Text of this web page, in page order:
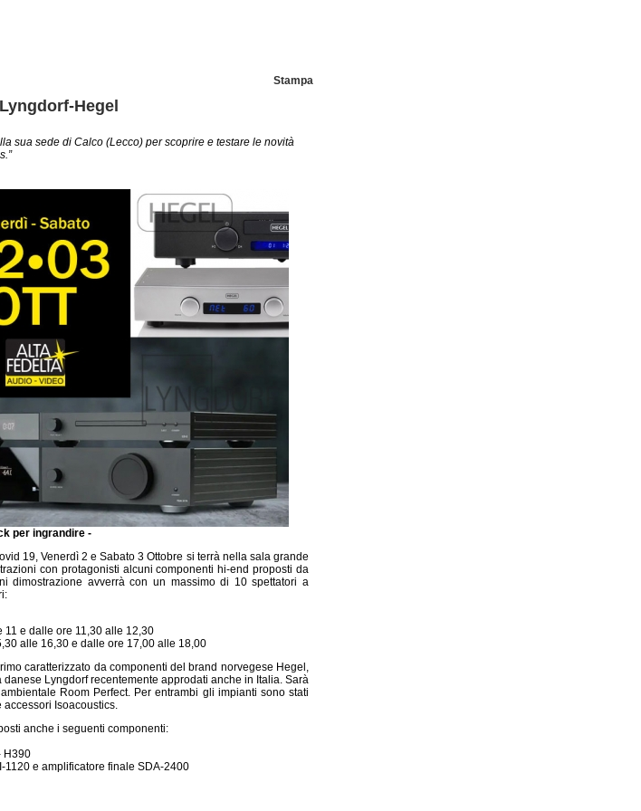
Stampa
Hegel
sua sede di Calco (Lecco) per scoprire e testare le novità
per ingrandire -
19, Venerdì 2 e Sabato 3 Ottobre si terrà nella sala grande
con protagonisti alcuni componenti hi-end proposti da
dimostrazione avverrà con un massimo di 10 spettatori a
e dalle ore 11,30 alle 12,30
alle 16,30 e dalle ore 17,00 alle 18,00
caratterizzato da componenti del brand norvegese Hegel,
Lyngdorf recentemente approdati anche in Italia. Sarà
Room Perfect. Per entrambi gli impianti sono stati
Isoacoustics.
anche i seguenti componenti:
H390
1120 e amplificatore finale SDA-2400